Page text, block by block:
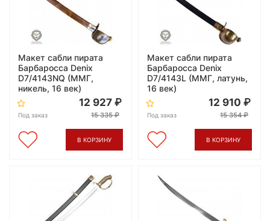
Макет сабли пирата
Барбаросса Denix
D7/4143NQ (ММГ,
никель, 16 век)
Под заказ
12 927
15 335
В КОРЗИНУ
Макет сабли пирата
Барбаросса Denix
D7/4143L (ММГ, латунь,
16 век)
Под заказ
12 910
15 354
В КОРЗИНУ